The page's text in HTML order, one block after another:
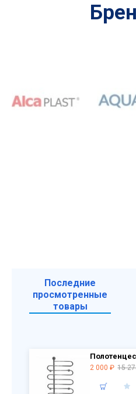
Последние
просмотренные
товары
2 000 ₽ 15